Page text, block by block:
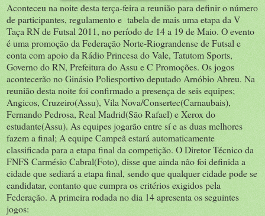
Aconteceu na noite desta terça-feira a reunião para definir o número
de participantes, regulamento e tabela de mais uma etapa da V
Taça RN de Futsal 2011, no período de 14 a 19 de Maio. O evento
é uma promoção da Federação Norte-Riograndense de Futsal e
conta com apoio da Rádio Princesa do Vale, Tatutom Sports,
Governo do RN, Prefeitura do Assu e C Promoções. Os jogos
acontecerão no Ginásio Poliesportivo deputado Arnóbio Abreu. Na
reunião desta noite foi confirmado a presença de seis equipes;
Angicos, Cruzeiro(Assu), Vila Nova/Consertec(Carnaubais),
Fernando Pedrosa, Real Madrid(São Rafael) e Xerox do
estudante(Assu). As equipes jogarão entre sí e as duas melhores
fazem a final; A equipe Campeã estará automaticamente
classificada para a etapa final da competição. O Diretor Técnico da
FNFS Carmésio Cabral(Foto), disse que ainda não foi definida a
cidade que sediará a etapa final, sendo que qualquer cidade pode se
candidatar, contanto que cumpra os critérios exigidos pela
Federação. A primeira rodada no dia 14 apresenta os seguintes
jogos: